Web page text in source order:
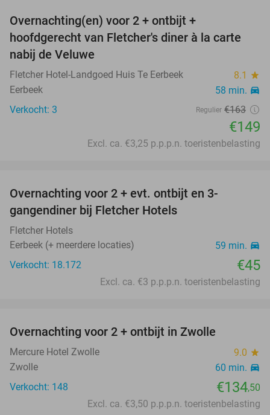
Overnachting(en) voor 2 + ontbijt +
hoofdgerecht van Fletcher's diner à la carte
nabij de Veluwe
Fletcher Hotel-Landgoed Huis Te Eerbeek 8.1 star
Eerbeek 58 min. directions_car
Verkocht: 3 Regulier €163
€149
Excl. ca. €3,25 p.p.p.n. toeristenbelasting
Overnachting voor 2 + evt. ontbijt en 3-
gangendiner bij Fletcher Hotels
Fletcher Hotels
Eerbeek (+ meerdere locaties)
59 min. directions_car
Verkocht: 18.172 €45
Excl. ca. €3 p.p.p.n. toeristenbelasting
Overnachting voor 2 + ontbijt in Zwolle
Mercure Hotel Zwolle 9.0 star
Zwolle 60 min. directions_car
Verkocht: 148 €134,50
Excl. ca. €3,50 p.p.p.n. toeristenbelasting